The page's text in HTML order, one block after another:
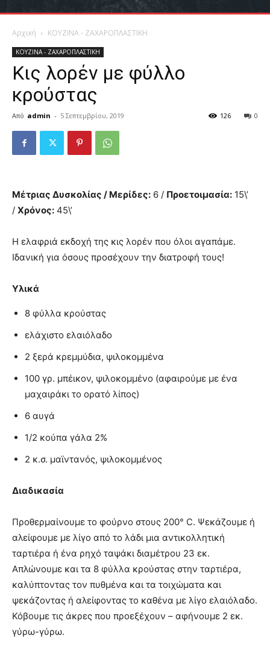
Αρχική ΚΟΥΖΙΝΑ - ΖΑΧΑΡΟΠΛΑΣΤΙΚΗ
ΚΟΥΖΙΝΑ - ΖΑΧΑΡΟΠΛΑΣΤΙΚΗ
Κις λορέν με φύλλο
κρούστας
Από admin - 5 Σεπτεμβρίου, 2019 0
126
Μέτριας Δυσκολίας / Μερίδες: 6 / Προετοιμασία: 15\’
/ Χρόνος: 45\’
Η ελαφριά εκδοχή της κις λορέν που όλοι αγαπάμε.
Ιδανική για όσους προσέχουν την διατροφή τους!
Υλικά
8 φύλλα κρούστας
ελάχιστο ελαιόλαδο
2 ξερά κρεμμύδια, ψιλοκομμένα
100 γρ. μπέικον, ψιλοκομμένο (αφαιρούμε με ένα
μαχαιράκι το ορατό λίπος)
6 αυγά
1/2 κούπα γάλα 2%
2 κ.σ. μαϊντανός, ψιλοκομμένος
Διαδικασία
Προθερμαίνουμε το φούρνο στους 200° C. Ψεκάζουμε ή
αλείφουμε με λίγο από το λάδι μια αντικολλητική
ταρτιέρα ή ένα ρηχό ταψάκι διαμέτρου 23 εκ.
Απλώνουμε και τα 8 φύλλα κρούστας στην ταρτιέρα,
καλύπτοντας τον πυθμένα και τα τοιχώματα και
ψεκάζοντας ή αλείφοντας το καθένα με λίγο ελαιόλαδο.
Κόβουμε τις άκρες που προεξέχουν – αφήνουμε 2 εκ.
γύρω-γύρω.